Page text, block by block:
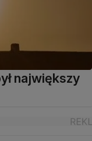
największy